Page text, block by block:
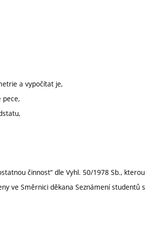
a vypočítat je,
pece,
činnost“ dle Vyhl. 50/1978 Sb., kterou
ve Směrnici děkana Seznámení studentů s